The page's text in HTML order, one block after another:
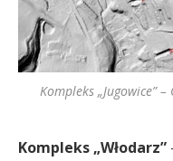
Kompleks „Jugowice”
Kompleks „Włodarz”